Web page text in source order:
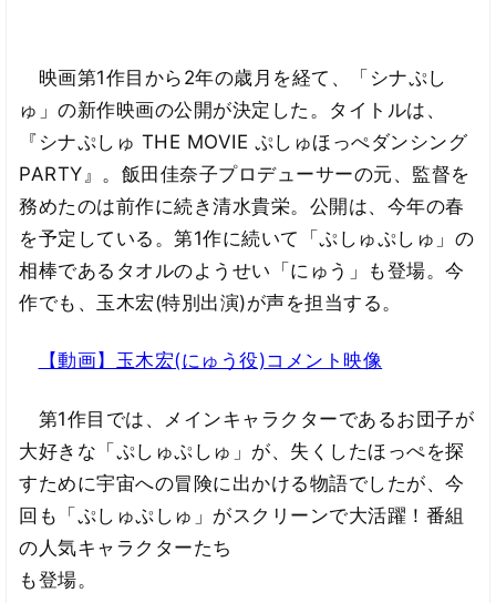
映画第1作目から2年の歳月を経て、「シナぷし
ゅ」の新作映画の公開が決定した。タイトルは、
『シナぷしゅ THE MOVIE ぷしゅほっぺダンシング
PARTY』。飯田佳奈子プロデューサーの元、監督を
務めたのは前作に続き清水貴栄。公開は、今年の春
を予定している。第1作に続いて「ぷしゅぷしゅ」の
相棒であるタオルのようせい「にゅう」も登場。今
作でも、玉木宏(特別出演)が声を担当する。
【動画】玉木宏(にゅう役)コメント映像
第1作目では、メインキャラクターであるお団子が
大好きな「ぷしゅぷしゅ」が、失くしたほっぺを探
すために宇宙への冒険に出かける物語でしたが、今
回も「ぷしゅぷしゅ」がスクリーンで大活躍！番組
の人気キャラクターたち
も登場。